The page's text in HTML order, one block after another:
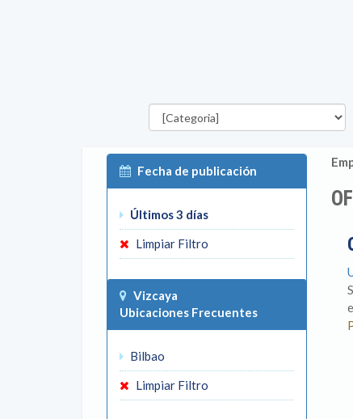
Categorías
Fecha de publicación
Últimos 3 días
Limpiar Filtro
Vizcaya
Ubicaciones Frecuentes
Bilbao
Limpiar Filtro